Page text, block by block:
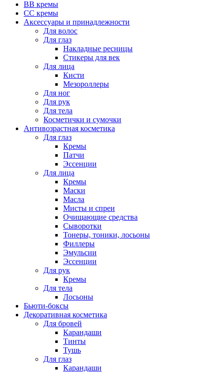
BB кремы
CC кремы
Аксессуары и принадлежности
Для волос
Для глаз
Накладные ресницы
Стикеры для век
Для лица
Кисти
Мезороллеры
Для ног
Для рук
Для тела
Косметички и сумочки
Антивозрастная косметика
Для глаз
Кремы
Патчи
Эссенции
Для лица
Кремы
Маски
Масла
Мисты и спреи
Очищающие средства
Сыворотки
Тонеры, тоники, лосьоны
Филлеры
Эмульсии
Эссенции
Для рук
Кремы
Для тела
Лосьоны
Бьюти-боксы
Декоративная косметика
Для бровей
Карандаши
Тинты
Тушь
Для глаз
Карандаши